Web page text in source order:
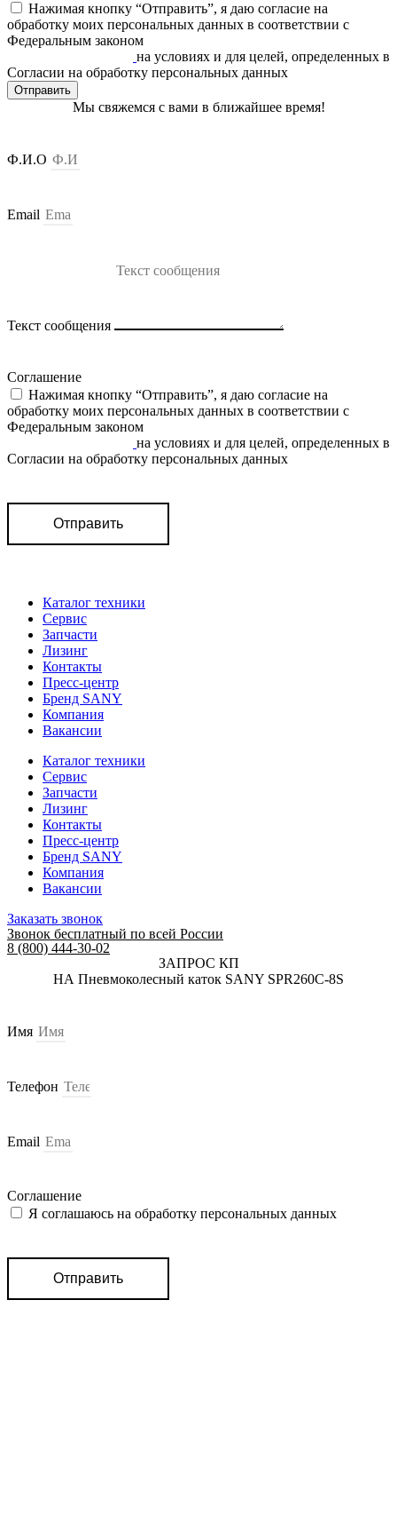
Нажимая кнопку “Отправить”, я даю согласие на
обработку моих персональных данных в соответствии c
Федеральным законом
на условиях и для целей, определенных в
Согласии на обработку персональных данных
Отправить
Мы свяжемся с вами в ближайшее время!
Ф.И.О
Email
Текст сообщения
Соглашение
Нажимая кнопку “Отправить”, я даю согласие на
обработку моих персональных данных в соответствии c
Федеральным законом
на условиях и для целей, определенных в
Согласии на обработку персональных данных
Отправить
Каталог техники
Сервис
Запчасти
Лизинг
Контакты
Пресс-центр
Бренд SANY
Компания
Вакансии
Каталог техники
Сервис
Запчасти
Лизинг
Контакты
Пресс-центр
Бренд SANY
Компания
Вакансии
Заказать звонок
Звонок бесплатный по всей России
8 (800) 444-30-02
ЗАПРОС КП
НА Пневмоколесный каток SANY SPR260C-8S
Имя
Телефон
Email
Соглашение
Я соглашаюсь на обработку персональных данных
Отправить